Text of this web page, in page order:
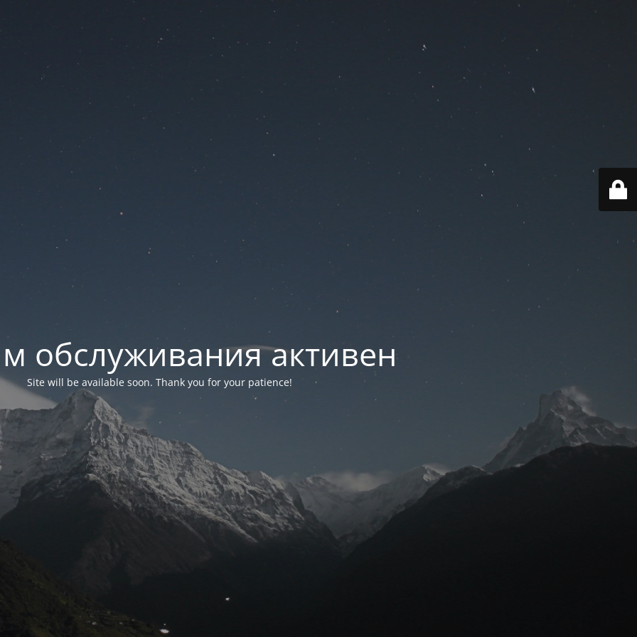
обслуживания активен
Site will be available soon. Thank you for your patience!